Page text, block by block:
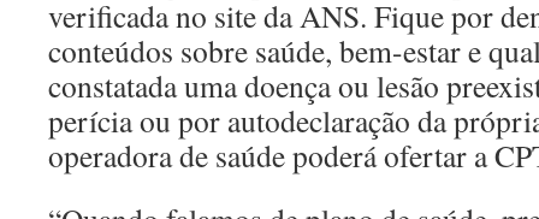
verificada no site da ANS. Fique por
conteúdos sobre saúde, bem-estar e
constatada uma doença ou lesão
perícia ou por autodeclaração da
operadora de saúde poderá ofertar a